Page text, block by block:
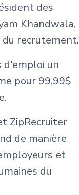
des
Khandwala,
recrutement.
d'emploi un
pour 99,99$
ZipRecruiter
de manière
et
du